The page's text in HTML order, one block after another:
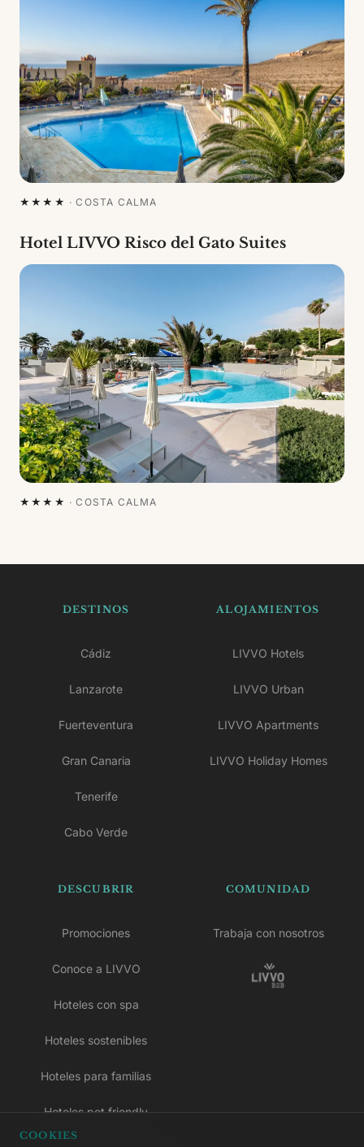
★★★★ ·COSTA CALMA
Hotel LIVVO Risco del Gato Suites
★★★★ ·COSTA CALMA
DESTINOS
Cádiz
Lanzarote
Fuerteventura
Gran Canaria
Tenerife
Cabo Verde
ALOJAMIENTOS
LIVVO Hotels
LIVVO Urban
LIVVO Apartments
LIVVO Holiday Homes
DESCUBRIR
Promociones
Conoce a LIVVO
Hoteles con spa
Hoteles sostenibles
Hoteles para familias
Hoteles pet friendly
COMUNIDAD
Trabaja con nosotros
COOKIES